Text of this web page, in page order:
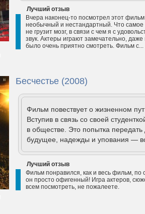
Лучший отзыв
Вчера наконец-то посмотрел этот
необычный и нестандартный. Что самое
не грузит мозг, в связи с чем я с
звук. Актеры играют замечательно,
было очень приятно смотреть. Фильм с...
Бесчестье (2008)
Фильм повествует о жизненном
Вступив в связь со своей
в обществе. Это попытка
будущее, надежды и упования —
Лучший отзыв
Фильм понравился, как и весь фильм,
он просто офигенный! Игра актеров,
всем посмотреть, не пожалеете.